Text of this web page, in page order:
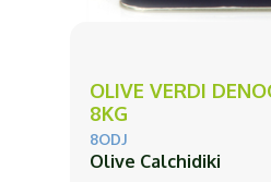
OLIVE VERDI
8KG
8ODJ
Olive Calchidiki